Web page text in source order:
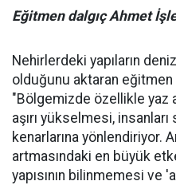
Eğitmen dalgıç Ahmet
Nehirlerdeki yapıların
olduğunu aktaran eğitmen
"Bölgemizde özellikle yaz
aşırı yükselmesi,
kenarlarına yönlendiriyor.
artmasındaki en büyük
yapısının bilinmemesi ve